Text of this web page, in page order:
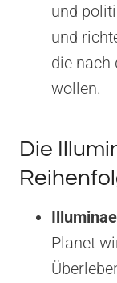
und
und
die nach
wollen.
Die
Planet